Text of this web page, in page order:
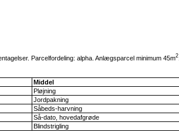
Parcelfordeling: alpha. Anlægsparcel minimum 45m2
Middel
Pløjning
Jordpakning
Såbeds-harvning
Så-dato, hovedafgrøde
Blindstrigling